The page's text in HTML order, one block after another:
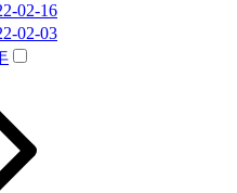
02-16
02-03